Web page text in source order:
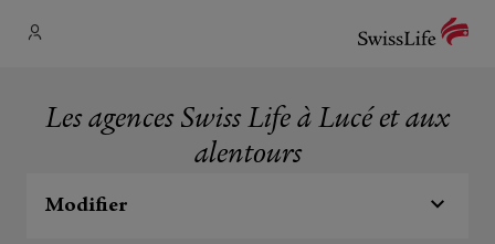
Les agences Swiss Life à Lucé et aux
alentours
Modifier